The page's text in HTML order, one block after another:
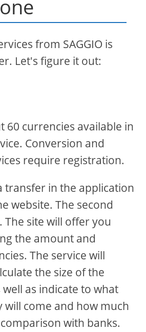
from SAGGIO is
Let's figure it out:
60 currencies available in
Conversion and
require registration.
transfer in the application
website. The second
The site will offer you
the amount and
The service will
the size of the
as indicate to what
will come and how much
with banks.